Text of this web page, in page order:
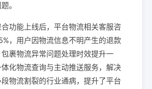
。
功能上线后，平台物流相关客服咨
，用户因物流信息不明产生的退款
裹物流异常问题处理时效提升一
化物流查询与主动推送服务，解决
物流割裂的行业通病，提升了平台